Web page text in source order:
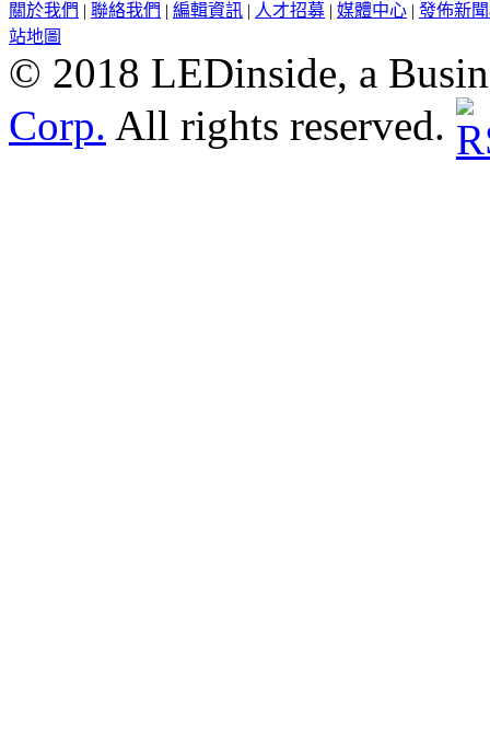
關於我們 | 聯絡我們 | 編輯資訊 | 人才招募 | 媒體中心 | 發佈新
站地圖
© 2018 LEDinside, a
Corp. All rights reserved.